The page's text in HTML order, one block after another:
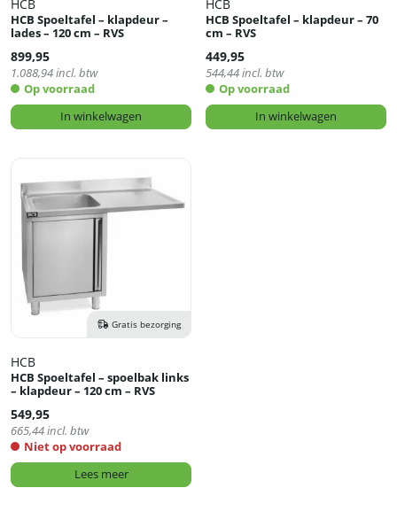
HCB
HCB Spoeltafel – klapdeur –
lades – 120 cm – RVS
899,95
1.088,94incl. btw
Op voorraad
In winkelwagen
HCB
HCB Spoeltafel – klapdeur – 70
cm – RVS
449,95
544,44incl. btw
Op voorraad
In winkelwagen
Gratis bezorging
HCB
HCB Spoeltafel – spoelbak links
– klapdeur – 120 cm – RVS
549,95
665,44incl. btw
Niet op voorraad
Lees meer